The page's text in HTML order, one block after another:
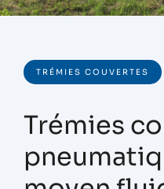
TRÉMIES COUVERTES
Trémies